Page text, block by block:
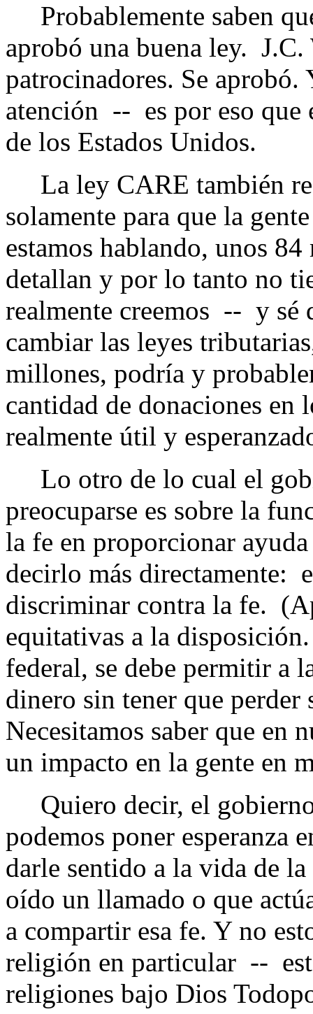
Probablemente saben
aprobó una buena ley.
patrocinadores. Se aprobó.
atención -- es por eso que
de los Estados Unidos.
La ley CARE también
solamente para que la
estamos hablando, unos
detallan y por lo tanto no
realmente creemos -- y
cambiar las leyes
millones, podría y
cantidad de donaciones en
realmente útil y
Lo otro de lo cual el
preocuparse es sobre la
la fe en proporcionar
decirlo más directamente:
discriminar contra la fe.
equitativas a la
federal, se debe permitir a
dinero sin tener que
Necesitamos saber que en
un impacto en la gente en
Quiero decir, el gobierno
podemos poner esperanza
darle sentido a la vida de
oído un llamado o que
a compartir esa fe. Y no
religión en particular --
religiones bajo Dios